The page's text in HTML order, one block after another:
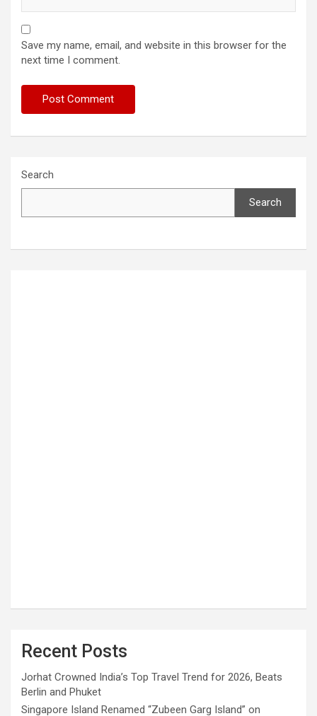
Save my name, email, and website in this browser for the
next time I comment.
Search
Search
Recent Posts
Jorhat Crowned India’s Top Travel Trend for 2026, Beats
Berlin and Phuket
Singapore Island Renamed “Zubeen Garg Island” on